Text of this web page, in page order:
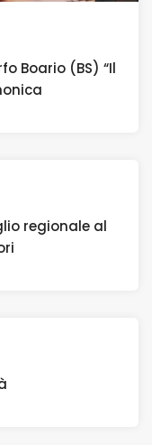
Boario (BS) “Il
regionale al